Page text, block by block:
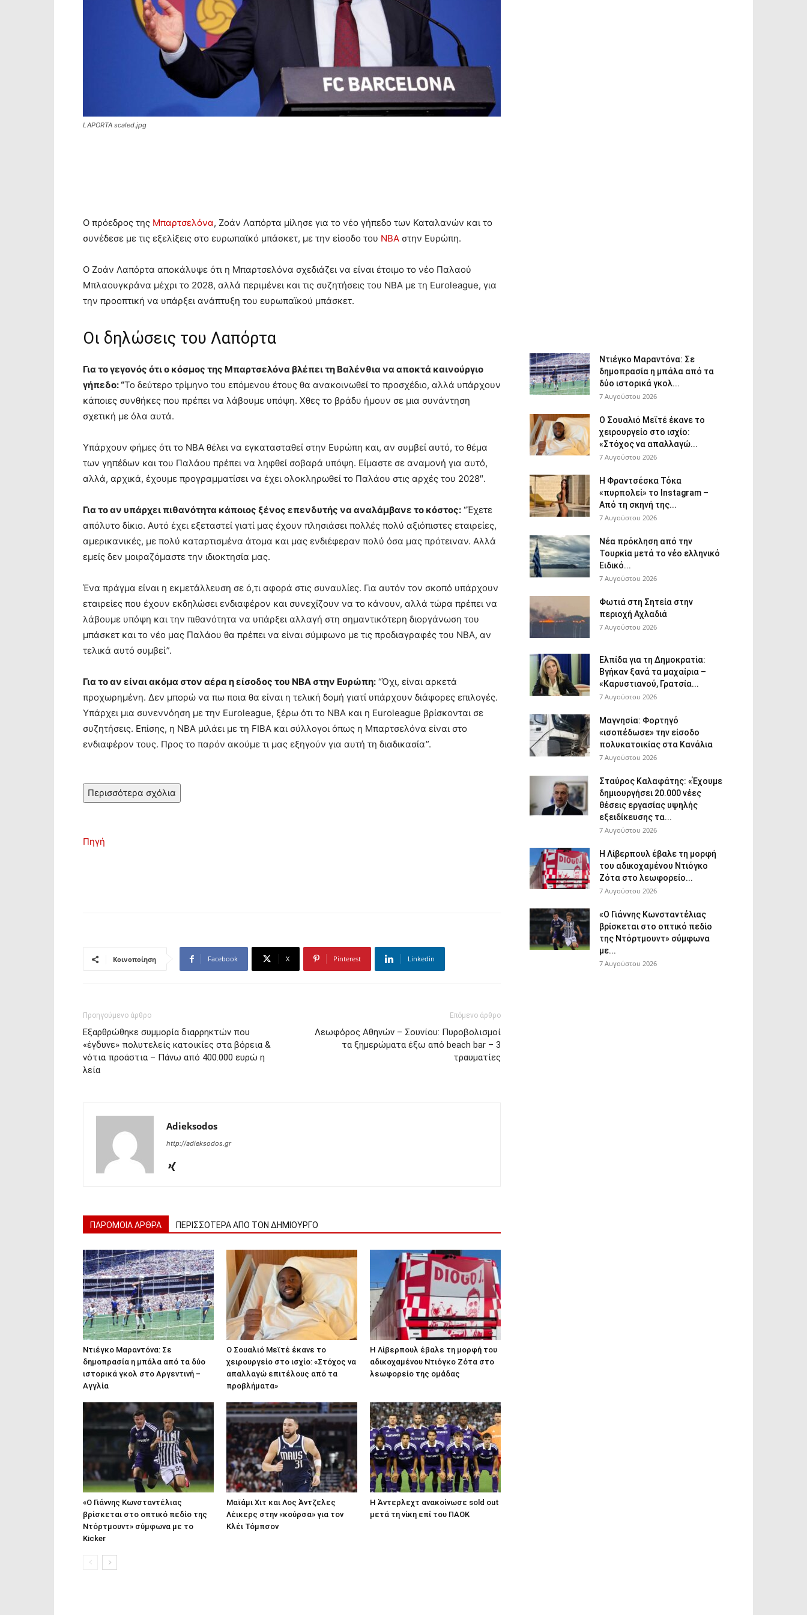
LAPORTA scaled.jpg
Ο πρόεδρος της Μπαρτσελόνα, Ζοάν Λαπόρτα μίλησε για το νέο γήπεδο των Καταλανών και το
συνέδεσε με τις εξελίξεις στο ευρωπαϊκό μπάσκετ, με την είσοδο του NBA στην Ευρώπη.
Ο Ζοάν Λαπόρτα αποκάλυψε ότι η Μπαρτσελόνα σχεδιάζει να είναι έτοιμο το νέο Παλαού
Μπλαουγκράνα μέχρι το 2028, αλλά περιμένει και τις συζητήσεις του NBA με τη Euroleague, για
την προοπτική να υπάρξει ανάπτυξη του ευρωπαϊκού μπάσκετ.
Οι δηλώσεις του Λαπόρτα
Για το γεγονός ότι ο κόσμος της Μπαρτσελόνα βλέπει τη Βαλένθια να αποκτά καινούργιο
γήπεδο: “Το δεύτερο τρίμηνο του επόμενου έτους θα ανακοινωθεί το προσχέδιο, αλλά υπάρχουν
κάποιες συνθήκες που πρέπει να λάβουμε υπόψη. Χθες το βράδυ ήμουν σε μια συνάντηση
σχετική με όλα αυτά.
Υπάρχουν φήμες ότι το NBA θέλει να εγκατασταθεί στην Ευρώπη και, αν συμβεί αυτό, το θέμα
των γηπέδων και του Παλάου πρέπει να ληφθεί σοβαρά υπόψη. Είμαστε σε αναμονή για αυτό,
αλλά, αρχικά, έχουμε προγραμματίσει να έχει ολοκληρωθεί το Παλάου στις αρχές του 2028″.
Για το αν υπάρχει πιθανότητα κάποιος ξένος επενδυτής να αναλάμβανε το κόστος: “Έχετε
απόλυτο δίκιο. Αυτό έχει εξεταστεί γιατί μας έχουν πλησιάσει πολλές πολύ αξιόπιστες εταιρείες,
αμερικανικές, με πολύ καταρτισμένα άτομα και μας ενδιέφεραν πολύ όσα μας πρότειναν. Αλλά
εμείς δεν μοιραζόμαστε την ιδιοκτησία μας.
Ένα πράγμα είναι η εκμετάλλευση σε ό,τι αφορά στις συναυλίες. Για αυτόν τον σκοπό υπάρχουν
εταιρείες που έχουν εκδηλώσει ενδιαφέρον και συνεχίζουν να το κάνουν, αλλά τώρα πρέπει να
λάβουμε υπόψη και την πιθανότητα να υπάρξει αλλαγή στη σημαντικότερη διοργάνωση του
μπάσκετ και το νέο μας Παλάου θα πρέπει να είναι σύμφωνο με τις προδιαγραφές του NBA, αν
τελικά αυτό συμβεί”.
Για το αν είναι ακόμα στον αέρα η είσοδος του NBA στην Ευρώπη: “Όχι, είναι αρκετά
προχωρημένη. Δεν μπορώ να πω ποια θα είναι η τελική δομή γιατί υπάρχουν διάφορες επιλογές.
Υπάρχει μια συνεννόηση με την Euroleague, ξέρω ότι το NBA και η Euroleague βρίσκονται σε
συζητήσεις. Επίσης, η NBA μιλάει με τη FIBA και σύλλογοι όπως η Μπαρτσελόνα είναι στο
ενδιαφέρον τους. Προς το παρόν ακούμε τι μας εξηγούν για αυτή τη διαδικασία”.
Περισσότερα σχόλια
Πηγή
Κοινοποίηση Facebook X Pinterest Linkedin
Προηγούμενο άρθρο
Εξαρθρώθηκε συμμορία διαρρηκτών που
«έγδυνε» πολυτελείς κατοικίες στα βόρεια &
νότια προάστια – Πάνω από 400.000 ευρώ η
λεία
Επόμενο άρθρο
Λεωφόρος Αθηνών – Σουνίου: Πυροβολισμοί
τα ξημερώματα έξω από beach bar – 3
τραυματίες
Adieksodos
http://adieksodos.gr
ΠΑΡΟΜΟΙΑ ΑΡΘΡΑ ΠΕΡΙΣΣΟΤΕΡΑ ΑΠΟ ΤΟΝ ΔΗΜΙΟΥΡΓΟ
Ντιέγκο Μαραντόνα: Σε
δημοπρασία η μπάλα από τα δύο
ιστορικά γκολ στο Αργεντινή –
Αγγλία
Ο Σουαλιό Μεϊτέ έκανε το
χειρουργείο στο ισχίο: «Στόχος να
απαλλαγώ επιτέλους από τα
προβλήματα»
Η Λίβερπουλ έβαλε τη μορφή του
αδικοχαμένου Ντιόγκο Ζότα στο
λεωφορείο της ομάδας
«Ο Γιάννης Κωνσταντέλιας
βρίσκεται στο οπτικό πεδίο της
Ντόρτμουντ» σύμφωνα με το
Kicker
Μαϊάμι Χιτ και Λος Άντζελες
Λέικερς στην «κούρσα» για τον
Κλέι Τόμπσον
Η Άντερλεχτ ανακοίνωσε sold out
μετά τη νίκη επί του ΠΑΟΚ
Ντιέγκο Μαραντόνα: Σε
δημοπρασία η μπάλα από τα
δύο ιστορικά γκολ...
7 Αυγούστου 2026
Ο Σουαλιό Μεϊτέ έκανε το
χειρουργείο στο ισχίο:
«Στόχος να απαλλαγώ...
7 Αυγούστου 2026
Η Φραντσέσκα Τόκα
«πυρπολεί» το Instagram –
Από τη σκηνή της...
7 Αυγούστου 2026
Νέα πρόκληση από την
Τουρκία μετά το νέο ελληνικό
Ειδικό...
7 Αυγούστου 2026
Φωτιά στη Σητεία στην
περιοχή Αχλαδιά
7 Αυγούστου 2026
Ελπίδα για τη Δημοκρατία:
Βγήκαν ξανά τα μαχαίρια –
«Καρυστιανού, Γρατσία...
7 Αυγούστου 2026
Μαγνησία: Φορτηγό
«ισοπέδωσε» την είσοδο
πολυκατοικίας στα Κανάλια
7 Αυγούστου 2026
Σταύρος Καλαφάτης: «Έχουμε
δημιουργήσει 20.000 νέες
θέσεις εργασίας υψηλής
εξειδίκευσης τα...
7 Αυγούστου 2026
Η Λίβερπουλ έβαλε τη μορφή
του αδικοχαμένου Ντιόγκο
Ζότα στο λεωφορείο...
7 Αυγούστου 2026
«Ο Γιάννης Κωνσταντέλιας
βρίσκεται στο οπτικό πεδίο
της Ντόρτμουντ» σύμφωνα
με...
7 Αυγούστου 2026